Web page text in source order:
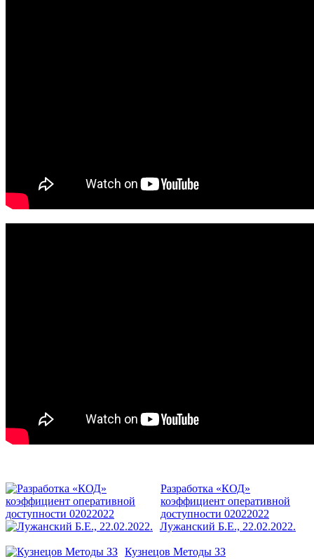
Разработка «КОД»
коэффициент оперативной
доступности 02022022
Лужанский Б.Е., 22.02.2022.
Кузнецов Методы ЗЗ